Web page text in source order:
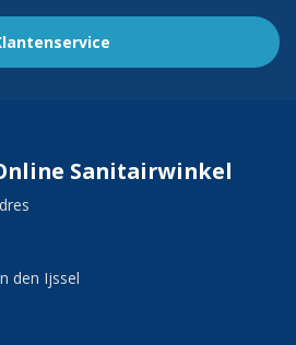
Sanitairwinkel
den Ijssel